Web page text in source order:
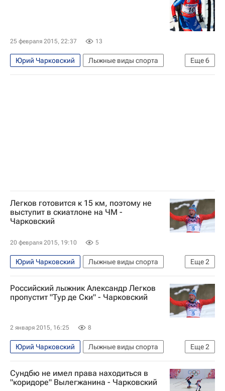
25 февраля 2015, 22:37 13
Еще6
Юрий Чарковский
Лыжные виды спорта
Чемпионат мира-2015 по лыжным видам спорта
Легков готовится к 15 км, поэтому не
выступит в скиатлоне на ЧМ -
Чарковский
20 февраля 2015, 19:10 5
Еще2
Юрий Чарковский
Лыжные виды спорта
Чемпионат мира-2015 по лыжным видам спорта
Александр Легков
Российский лыжник Александр Легков
пропустит "Тур де Ски" - Чарковский
2 января 2015, 16:25 8
Еще2
Юрий Чарковский
Лыжные виды спорта
Тур де Ски
Александр Легков
Сундбю не имел права находиться в
"коридоре" Вылегжанина - Чарковский